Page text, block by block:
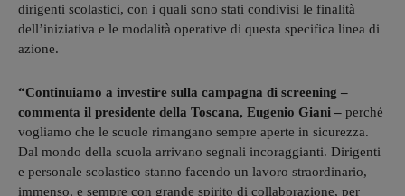
dirigenti scolastici, con i quali sono stati condivisi le finalità
dell’iniziativa e le modalità operative di questa specifica linea di
azione.
“Continuiamo a investire sulla campagna di screening –
commenta il presidente della Toscana, Eugenio Giani – perché
vogliamo che le scuole rimangano sempre aperte in sicurezza.
Dal mondo della scuola arrivano segnali incoraggianti. Dirigenti
e personale scolastico stanno facendo un lavoro straordinario,
immenso, e sempre con grande spirito di collaborazione, per